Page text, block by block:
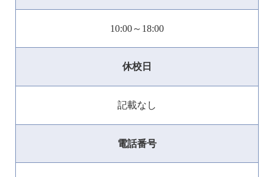
10:00～18:00
休校日
記載なし
電話番号